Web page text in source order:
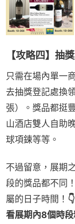
【攻略四】抽
只需在場內單一
去抽獎登記處換
張）。獎品都挺
山酒店雙人自助
球項鍊等等。
不過留意，展期
段的獎品都不同
屬的日子時間！
看展期內8個時段